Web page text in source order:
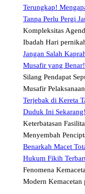
Terungkap!
Tanpa Perlu Pergi
Kompleksitas
Ibadah Hari
Jangan Salah
Musafir yang Benar!
Silang Pendapat
Musafir
Terjebak di Kereta
Duduk Ini Sekarang!
Keterbatasan
Menyembah
Benarkah Macet
Hukum Fikih
Fenomena
Modern